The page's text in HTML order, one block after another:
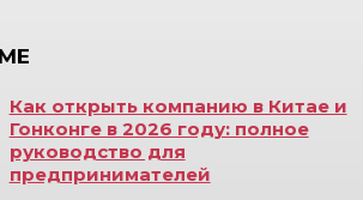
Как открыть компанию в Китае и
Гонконге в 2026 году: полное
руководство для
предпринимателей